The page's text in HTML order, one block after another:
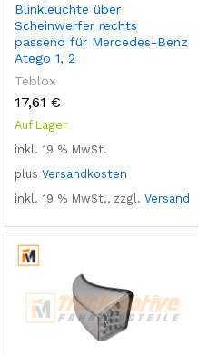
Blinkleuchte über
Scheinwerfer rechts
passend für Mercedes-Benz
Atego 1, 2
Teblox
17,61 €
Auf Lager
inkl. 19 % MwSt.
plus Versandkosten
inkl. 19 % MwSt., zzgl. Versand